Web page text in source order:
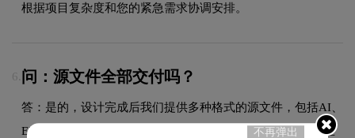
根据项目复杂度和您的紧急需求协调安排。
6. 问：源文件全部交付吗？
答：是的，设计完成后我们提供多种格式的源文件，包括AI、
EPS、CDR等矢量格式以及PNG、JPG等位图格式，方便您在
不再弹出